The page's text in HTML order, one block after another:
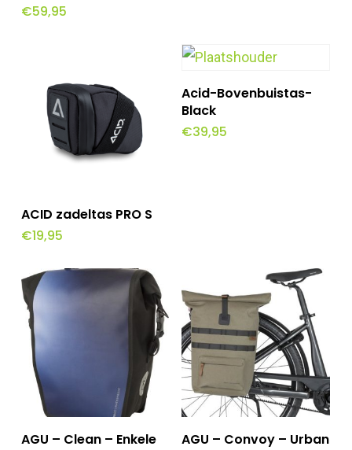
€59,95
Toevoegen Aan
Winkelwagen
ACID zadeltas PRO S
€19,95
Toevoegen Aan
Acid-Bovenbuistas-
Black
€39,95
Toevoegen Aan
AGU – Clean – Enkele
Toevoegen Aan
AGU – Convoy – Urban